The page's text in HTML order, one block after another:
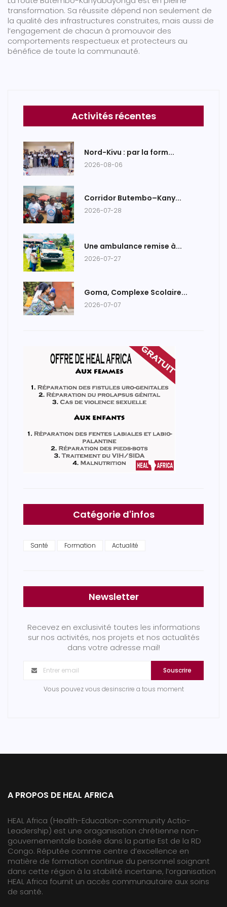
transformation. Sa réussite dépend non seulement de
la qualité des infrastructures construites, mais aussi de
l’engagement de chacun à promouvoir des
comportements respectueux et protecteurs au
bénéfice de toute la communauté.
Activités récentes
Nord-Kivu : par la form...
2026-08-06
Corridor Butembo–Kany...
2026-07-28
Une ambulance remise à...
2026-07-27
Goma, Complexe Scolaire...
2026-07-07
Catégorie d'infos
Santé Formation Actualité
Newsletter
Recevez en exclusivité toutes les informations
sur nos activités, nos projets et nos actualités
dans votre adresse mail!
Souscrire
Vous pouvez vous desinscrire a tous moment
A PROPOS DE HEAL AFRICA
HEAL Africa (Health-Education-community Actio-
Leadership) est une oraganisation chrétienne non-
gouvernementale basée dans la partie Est de la RD
Congo. Réputée comme centre d’excellence en
matière de formation continue du personnel soignant
dans cette région à la stabilité incertaine, l’organisation
HEAL Africa fournit un accès communautaire aux soins
de santé.